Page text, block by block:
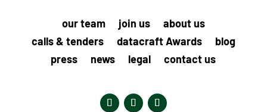
our team join us
about us
calls & tenders
datacraft Awards
blog
press
news legal contact us